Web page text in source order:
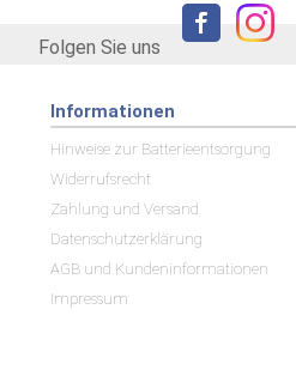
Folgen Sie uns
Informationen
Hinweise zur Batterieentsorgung
Widerrufsrecht
Zahlung und Versand
Datenschutzerklärung
AGB und Kundeninformationen
Impressum